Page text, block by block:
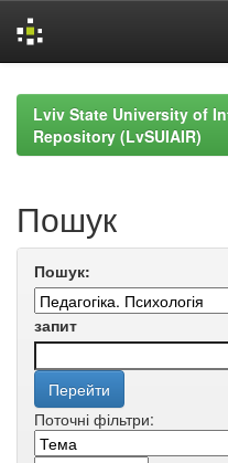
navigationLviv State University of
Repository (LvSUIAIR)
Пошук
Пошук:
запит
Поточні фільтри: